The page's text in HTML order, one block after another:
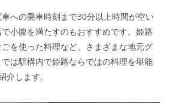
への乗車時刻まで30分以上時間が空い
小腹を満たすのもおすすめです。姫路
を使った料理など、さまざまな地元グ
は駅構内で姫路ならではの料理を堪能
介します。